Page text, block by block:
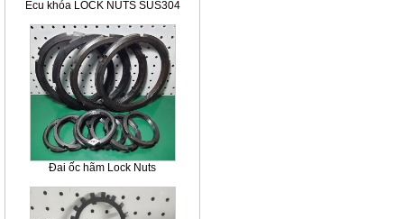
Êcu khóa LOCK NUTS SUS304
Đai ốc hãm Lock Nuts